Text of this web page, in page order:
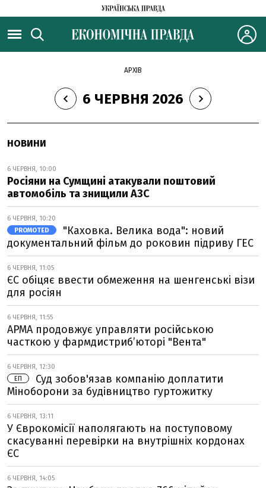
АРХІВ
6 ЧЕРВНЯ 2026
НОВИНИ
6 ЧЕРВНЯ, 10:00
Росіяни на Сумщині атакували поштовий
автомобіль та знищили АЗС
6 ЧЕРВНЯ, 10:20
PROMOTED
"Каховка. Велика вода": новий
документальний фільм до роковин підриву ГЕС
6 ЧЕРВНЯ, 11:05
ЄС обіцяє ввести обмеження на шенгенські візи
для росіян
6 ЧЕРВНЯ, 11:55
АРМА продовжує управляти російською
часткою у фармдистрибʼюторі "Вента"
6 ЧЕРВНЯ, 12:30
ЕП
Суд зобов'язав компанію доплатити
Міноборони за будівництво гуртожитку
6 ЧЕРВНЯ, 13:11
У Єврокомісії наполягають на поступовому
скасуванні перевірки на внутрішніх кордонах
ЄС
6 ЧЕРВНЯ, 14:05